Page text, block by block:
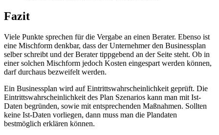
Fazit
Viele Punkte sprechen für die Vergabe an einen Berater. Ebenso ist
eine Mischform denkbar, dass der Unternehmer den Businessplan
selber schreibt und der Berater tippgebend an der Seite steht. Ob in
einer solchen Mischform jedoch Kosten eingespart werden können,
darf durchaus bezweifelt werden.
Ein Businessplan wird auf Eintrittswahrscheinlichkeit geprüft. Die
Eintrittswahrscheinlichkeit des Plan Szenarios kann man mit Ist-
Daten begründen, sowie mit entsprechenden Maßnahmen. Sollten
keine Ist-Daten vorliegen, dann muss man die Plandaten
bestmöglich erklären können.